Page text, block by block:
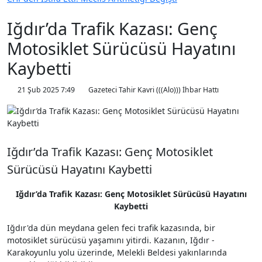
Iğdır’da Trafik Kazası: Genç
Motosiklet Sürücüsü Hayatını
Kaybetti
21 Şub 2025 7:49 Gazeteci Tahir Kavri (((Alo))) İhbar Hattı
Iğdır’da Trafik Kazası: Genç Motosiklet
Sürücüsü Hayatını Kaybetti
Iğdır’da Trafik Kazası: Genç Motosiklet Sürücüsü Hayatını
Kaybetti
Iğdır'da dün meydana gelen feci trafik kazasında, bir
motosiklet sürücüsü yaşamını yitirdi. Kazanın, Iğdır -
Karakoyunlu yolu üzerinde, Melekli Beldesi yakınlarında